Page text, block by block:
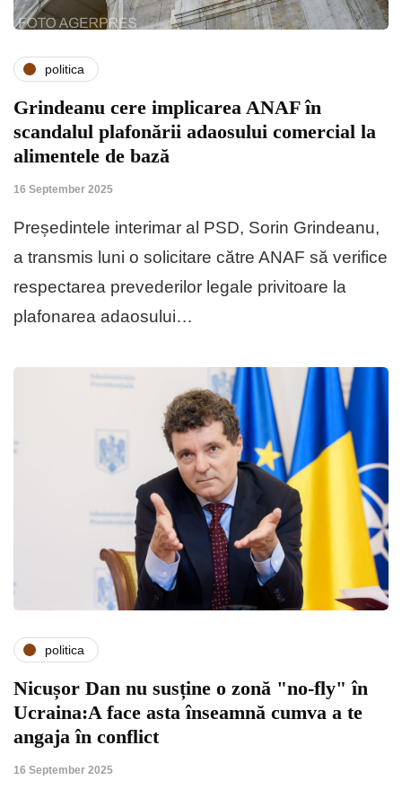
politica
Grindeanu cere implicarea ANAF în
scandalul plafonării adaosului comercial la
alimentele de bază
16 September 2025
Președintele interimar al PSD, Sorin Grindeanu,
a transmis luni o solicitare către ANAF să verifice
respectarea prevederilor legale privitoare la
plafonarea adaosului…
politica
Nicușor Dan nu susține o zonă "no-fly" în
Ucraina:A face asta înseamnă cumva a te
angaja în conflict
16 September 2025